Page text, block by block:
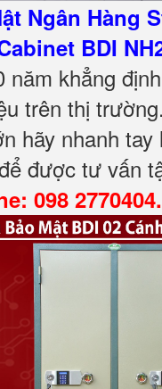
Ngân Hàng
BDI
năm khẳng
trên thị
hãy nhanh tay
được tư vấn
098 2770404.